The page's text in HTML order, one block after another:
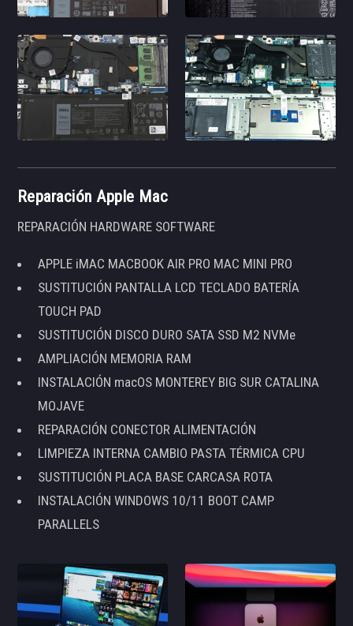
Reparación Apple Mac
REPARACIÓN HARDWARE SOFTWARE
APPLE iMAC MACBOOK AIR PRO MAC MINI PRO
SUSTITUCIÓN PANTALLA LCD TECLADO BATERÍA
TOUCH PAD
SUSTITUCIÓN DISCO DURO SATA SSD M2 NVMe
AMPLIACIÓN MEMORIA RAM
INSTALACIÓN macOS MONTEREY BIG SUR CATALINA
MOJAVE
REPARACIÓN CONECTOR ALIMENTACIÓN
LIMPIEZA INTERNA CAMBIO PASTA TÉRMICA CPU
SUSTITUCIÓN PLACA BASE CARCASA ROTA
INSTALACIÓN WINDOWS 10/11 BOOT CAMP
PARALLELS